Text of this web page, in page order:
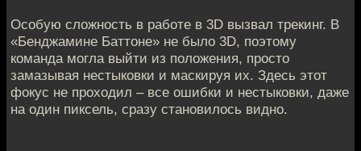
Особую сложность в работе в 3D вызвал трекинг. В
«Бенджамине Баттоне» не было 3D, поэтому
команда могла выйти из положения, просто
замазывая нестыковки и маскируя их. Здесь этот
фокус не проходил – все ошибки и нестыковки, даже
на один пиксель, сразу становилось видно.